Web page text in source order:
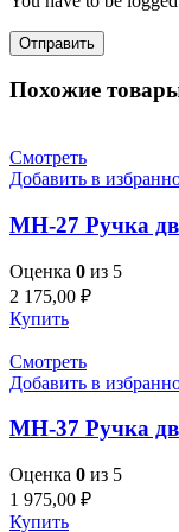
Похожие
Смотреть
Добавить в
MH-27 Ручка
Оценка 0 из 5
2 175,00 ₽
Купить
Смотреть
Добавить в
MH-37 Ручка
Оценка 0 из 5
1 975,00 ₽
Купить